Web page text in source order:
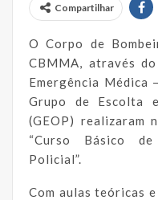
Compartilhar
O Corpo de
CBMMA, através
Emergência Médica
Grupo de Escolta
(GEOP)
“Curso Básico
Policial”.
Com aulas teóricas